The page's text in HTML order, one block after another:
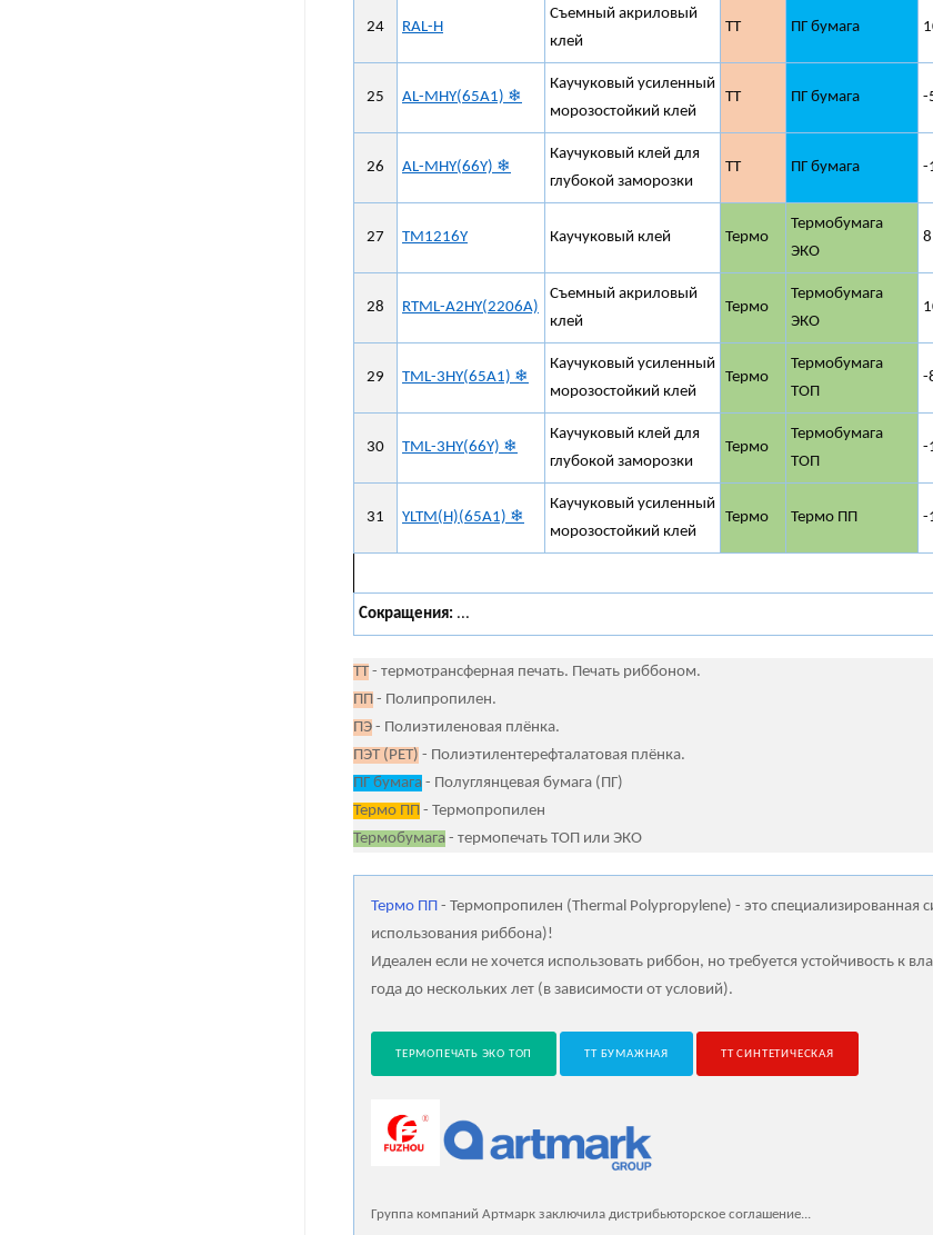
24 RAL-H
Съемный акриловый
клей
ТТ ПГ бумага
25 AL-MHY(65A1) ❄
Каучуковый усиленный
морозостойкий клей
ТТ ПГ бумага -
26 AL-MHY(66Y) ❄
Каучуковый клей для
глубокой заморозки
ТТ ПГ бумага -
27 TM1216Y Каучуковый клей Термо
Термобумага
ЭКО
8
28 RTML-A2HY(2206A)
Съемный акриловый
клей
Термо
Термобумага
ЭКО
29 TML-3HY(65A1) ❄
Каучуковый усиленный
морозостойкий клей
Термо
Термобумага
ТОП
-
30 TML-3HY(66Y) ❄
Каучуковый клей для
глубокой заморозки
Термо
Термобумага
ТОП
-
31 YLTM(H)(65A1) ❄
Каучуковый усиленный
морозостойкий клей
Термо Термо ПП -
Сокращения: ...
ТТ - термотрансферная печать. Печать риббоном.
ПП - Полипропилен.
ПЭ - Полиэтиленовая плёнка.
ПЭТ (PET) - Полиэтилентерефталатовая плёнка.
ПГ бумага - Полуглянцевая бумага (ПГ)
Термо ПП - Термопропилен
Термобумага - термопечать ТОП или ЭКО
Термо ПП - Термопропилен (Thermal Polypropylene) - это специализированная
использования риббона)!
Идеален если не хочется использовать риббон, но требуется устойчивость к
года до нескольких лет (в зависимости от условий).
ТЕРМОПЕЧАТЬ ЭКО ТОП ТТ БУМАЖНАЯ ТТ СИНТЕТИЧЕСКАЯ
Группа компаний Артмарк заключила дистрибьюторское соглашение...